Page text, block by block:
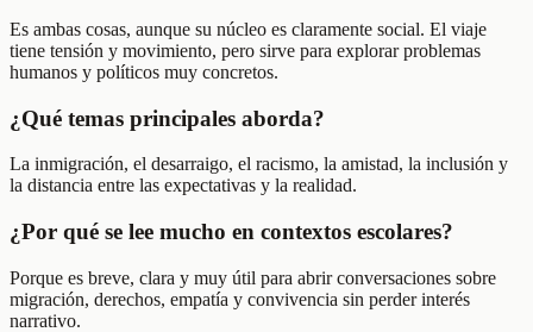
Es ambas cosas, aunque su núcleo es claramente social. El viaje
tiene tensión y movimiento, pero sirve para explorar problemas
humanos y políticos muy concretos.
¿Qué temas principales aborda?
La inmigración, el desarraigo, el racismo, la amistad, la inclusión y
la distancia entre las expectativas y la realidad.
¿Por qué se lee mucho en contextos escolares?
Porque es breve, clara y muy útil para abrir conversaciones sobre
migración, derechos, empatía y convivencia sin perder interés
narrativo.